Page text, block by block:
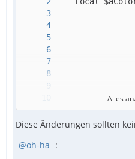
[...]
Alles
Diese Änderungen sollten
oh-ha :